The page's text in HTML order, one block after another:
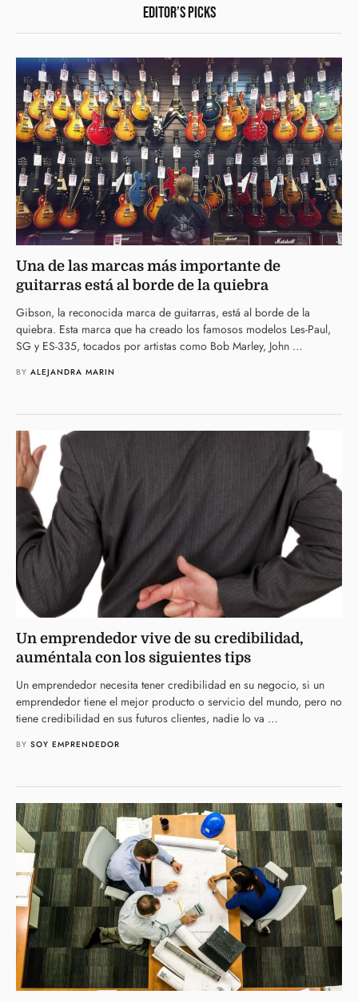
EDITOR’S PICKS
Una de las marcas más importante de
guitarras está al borde de la quiebra
Gibson, la reconocida marca de guitarras, está al borde de la
quiebra. Esta marca que ha creado los famosos modelos Les-Paul,
SG y ES-335, tocados por artistas como Bob Marley, John …
BY ALEJANDRA MARIN
Un emprendedor vive de su credibilidad,
auméntala con los siguientes tips
Un emprendedor necesita tener credibilidad en su negocio, si un
emprendedor tiene el mejor producto o servicio del mundo, pero no
tiene credibilidad en sus futuros clientes, nadie lo va …
BY SOY EMPRENDEDOR